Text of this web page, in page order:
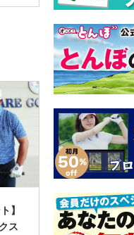
】
ス